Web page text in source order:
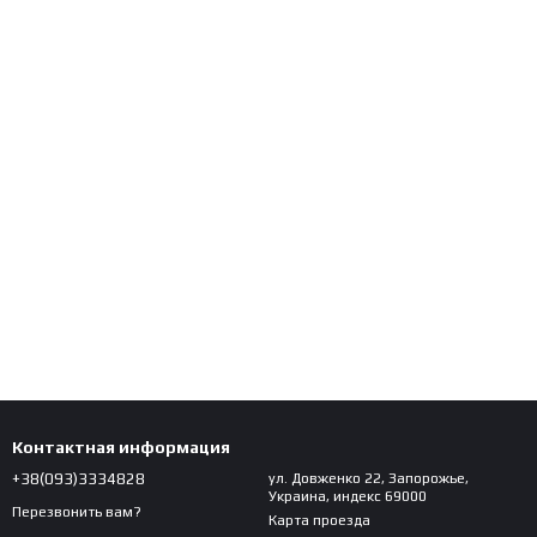
Контактная информация
+38(093)3334828
Перезвонить вам?
ул. Довженко 22, Запорожье,
Украина, индекс 69000
Карта проезда